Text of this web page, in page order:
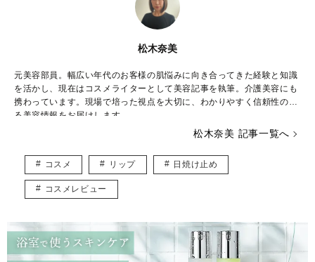
松木奈美
元美容部員。幅広い年代のお客様の肌悩みに向き合ってきた経験と知識
を活かし、現在はコスメライターとして美容記事を執筆。介護美容にも
携わっています。現場で培った視点を大切に、わかりやすく信頼性のあ
る美容情報をお届けします。
“自尊心を高める美容”を通して、毎日をより豊かにすることを大切にし
【保有資格】
日本化粧品検定1級
特級コスメコンシェルジュ
松木奈美 記事一覧へ
コスメ リップ 日焼け止め
コスメレビュー